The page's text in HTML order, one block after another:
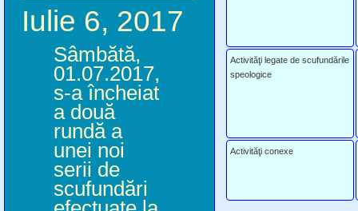
Iulie 6, 2017
Sâmbătă,
01.07.2017,
s-a încheiat
a două
rundă a
unei noi
serii de
scufundări
Activităţi legate de scufundările
speologice
Activităţi conexe